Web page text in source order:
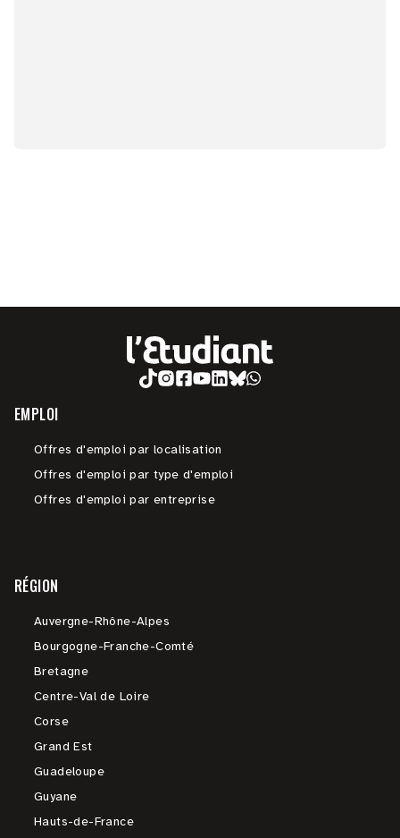
EMPLOI
Offres d'emploi par localisation
Offres d'emploi par type d'emploi
Offres d'emploi par entreprise
RÉGION
Auvergne-Rhône-Alpes
Bourgogne-Franche-Comté
Bretagne
Centre-Val de Loire
Corse
Grand Est
Guadeloupe
Guyane
Hauts-de-France